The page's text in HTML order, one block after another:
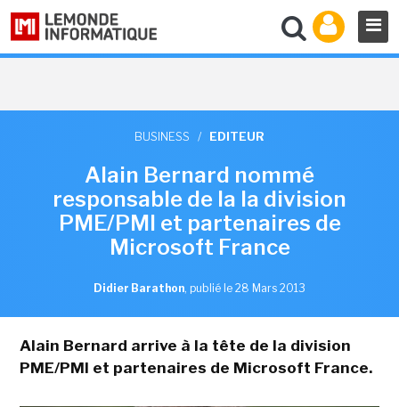
BUSINESS / EDITEUR
Alain Bernard nommé
responsable de la la division
PME/PMI et partenaires de
Microsoft France
Didier Barathon, publié le 28 Mars 2013
Alain Bernard arrive à la tête de la division
PME/PMI et partenaires de Microsoft France.